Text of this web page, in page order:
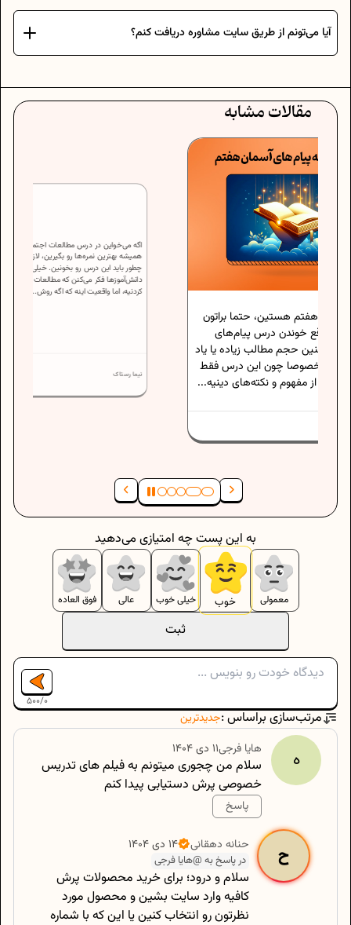
آیا می‌تونم از طریق سایت مشاوره دریافت کنم؟
مقالات مشابه
براتون
یا یاد
درس فقط
دینیه...
اگه می‌خواین در درس مطالعات اجتماعی هشتم
همیشه بهترین نمره‌ها رو بگیرین، لازمه بدونین
چطور باید این درس رو بخونین. خیلی از
دانش‌آموزها فکر می‌کنن که مطالعات فقط حفظ
کردنیه، اما واقعیت اینه که اگه روش...
نیما رستاک
ثبت
معمولی خوب خیلی خوب عالی فوق العاده
به این پست چه امتیازی می‌دهید
500/0
مرتب‌سازی براساس :جدیدترین
ه هایا فرجی۱۱ دی ۱۴۰۴
سلام من چجوری میتونم به فیلم های تدریس
خصوصی پرش دستیابی پیدا کنم
پاسخ
ح حنانه دهقانی ۱۴ دی ۱۴۰۴
در پاسخ به @هایا فرجی
سلام و درود؛ برای خرید محصولات پرش
کافیه وارد سایت بشین و محصول مورد
نظرتون رو انتخاب کنین یا این که با شماره